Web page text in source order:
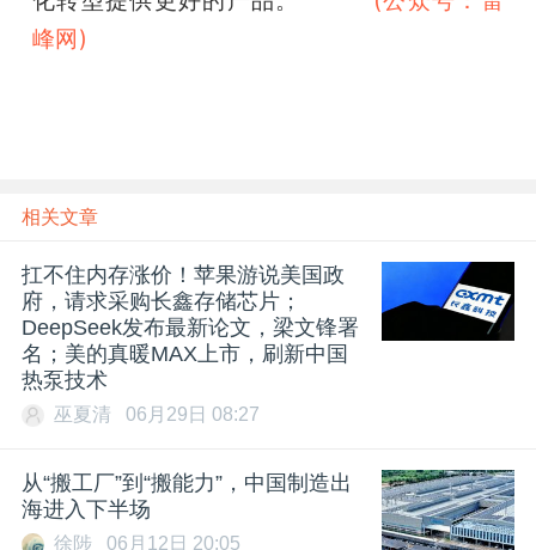
峰网)
相关文章
扛不住内存涨价！苹果游说美国政
府，请求采购长鑫存储芯片；
DeepSeek发布最新论文，梁文锋署
名；美的真暖MAX上市，刷新中国
热泵技术
巫夏清 06月29日 08:27
从“搬工厂”到“搬能力”，中国制造出
海进入下半场
徐陟 06月12日 20:05